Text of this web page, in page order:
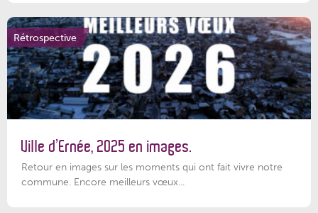
Rétrospective
Ville d’Ernée, 2025 en images.
Retour en images sur les moments qui ont fait vivre notre
commune. Encore meilleurs vœux...